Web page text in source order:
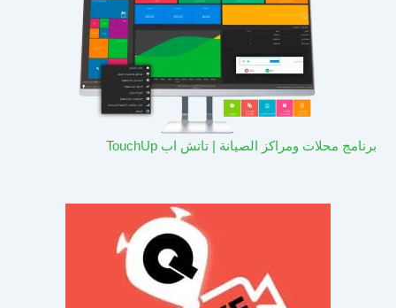
برنامج محلات ومراكز الصيانة | تاتش اب TouchUp